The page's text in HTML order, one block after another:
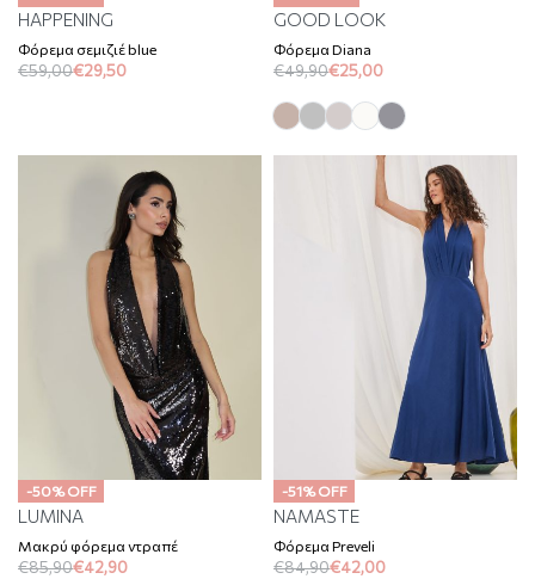
HAPPENING
Φόρεμα σεμιζιέ blue
€59,00€29,50
GOOD LOOK
Φόρεμα Diana
€49,90€25,00
-50% OFF
LUMINA
Μακρύ φόρεμα ντραπέ
€85,90€42,90
-51% OFF
NAMASTE
Φόρεμα Preveli
€84,90€42,00